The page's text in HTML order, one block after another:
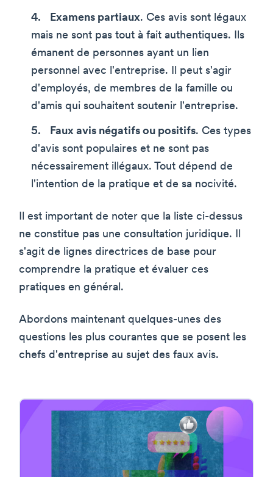
Examens partiaux. Ces avis sont légaux
mais ne sont pas tout à fait authentiques. Ils
émanent de personnes ayant un lien
personnel avec l'entreprise. Il peut s'agir
d'employés, de membres de la famille ou
d'amis qui souhaitent soutenir l'entreprise.
Faux avis négatifs ou positifs. Ces types
d'avis sont populaires et ne sont pas
nécessairement illégaux. Tout dépend de
l'intention de la pratique et de sa nocivité.
Il est important de noter que la liste ci-dessus
ne constitue pas une consultation juridique. Il
s'agit de lignes directrices de base pour
comprendre la pratique et évaluer ces
pratiques en général.
Abordons maintenant quelques-unes des
questions les plus courantes que se posent les
chefs d'entreprise au sujet des faux avis.